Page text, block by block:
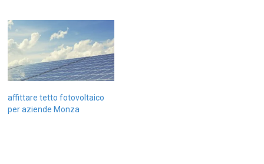
affittare tetto fotovoltaico
per aziende Monza